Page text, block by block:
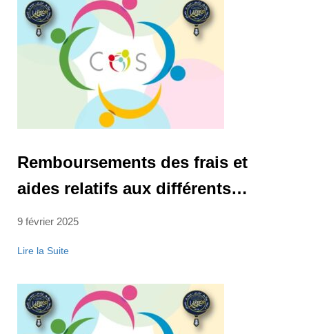
Remboursements des frais et
aides relatifs aux différents
chapitres pour les contractuels au
9 février 2025
Lire la Suite